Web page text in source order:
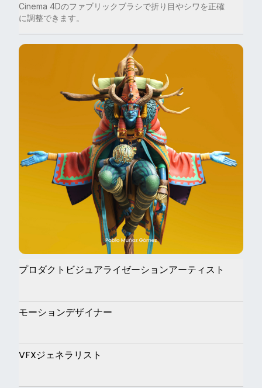
Cinema 4Dのファブリックブラシで折り目やシワを正確
に調整できます。
プロダクトビジュアライゼーションアーティスト
モーションデザイナー
VFXジェネラリスト